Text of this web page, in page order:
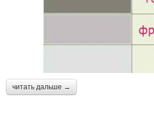
читать дальше →